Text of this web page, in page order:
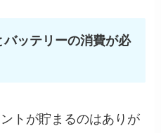
バッテリーの消費が必
トが貯まるのはありが